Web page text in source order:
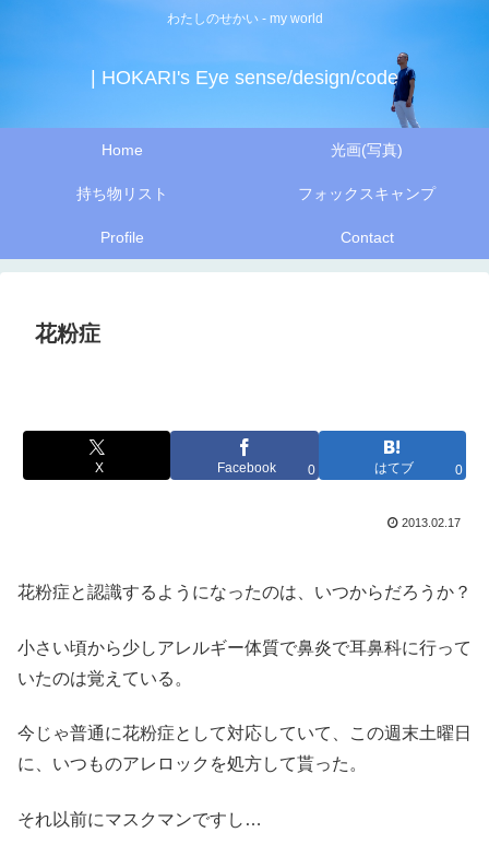
わたしのせかい - my world
| HOKARI's Eye sense/design/code
Home 光画(写真)
持ち物リスト フォックスキャンプ
Profile Contact
花粉症
X Facebook 0 はてブ 0
2013.02.17
花粉症と認識するようになったのは、いつからだろうか？
小さい頃から少しアレルギー体質で鼻炎で耳鼻科に行って
いたのは覚えている。
今じゃ普通に花粉症として対応していて、この週末土曜日
に、いつものアレロックを処方して貰った。
それ以前にマスクマンですし…